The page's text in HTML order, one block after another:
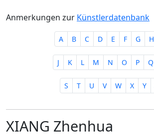
Anmerkungen zur Künstlerdatenbank
A B C D E F G H
J K L M N O P Q
S T U V W X Y
XIANG Zhenhua